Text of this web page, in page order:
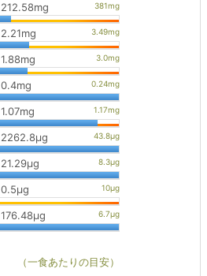
212.58mg
2.21mg
1.88mg
0.4mg
1.07mg
2262.8μg
21.29μg
0.5μg
176.48μg
（一食あたりの目安）